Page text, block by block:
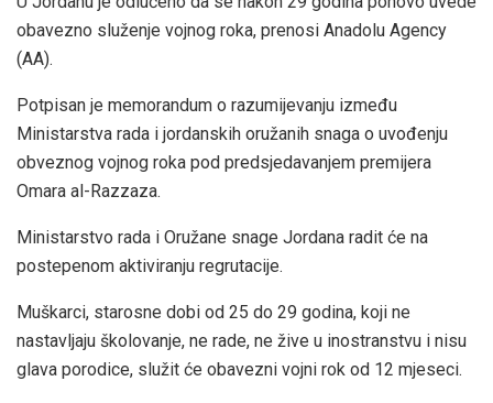
obavezno služenje vojnog roka, prenosi Anadolu Agency
(AA).
Potpisan je memorandum o razumijevanju između
Ministarstva rada i jordanskih oružanih snaga o uvođenju
obveznog vojnog roka pod predsjedavanjem premijera
Omara al-Razzaza.
Ministarstvo rada i Oružane snage Jordana radit će na
postepenom aktiviranju regrutacije.
Muškarci, starosne dobi od 25 do 29 godina, koji ne
nastavljaju školovanje, ne rade, ne žive u inostranstvu i nisu
glava porodice, služit će obavezni vojni rok od 12 mjeseci.